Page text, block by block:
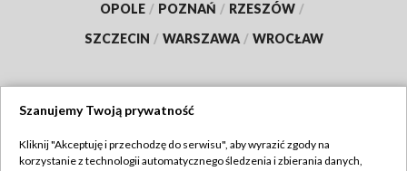
OPOLE / POZNAŃ / RZESZÓW /
SZCZECIN / WARSZAWA / WROCŁAW
TVP
Szanujemy Twoją prywatność
Kliknij "Akceptuję i przechodzę do serwisu", aby wyrazić zgody na
korzystanie z technologii automatycznego śledzenia i zbierania danych,